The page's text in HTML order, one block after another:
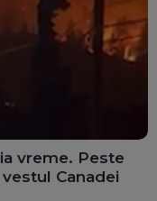
vreme. Peste
Canadei